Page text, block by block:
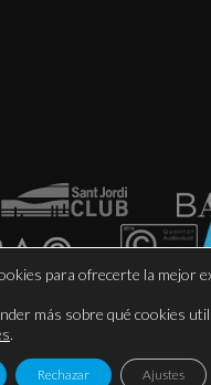
Lighting Systems S.A.
|Aviso legal Política de
Beardo
para ofrecerte la mejor
más sobre qué cookies
.
Rechazar Ajustes